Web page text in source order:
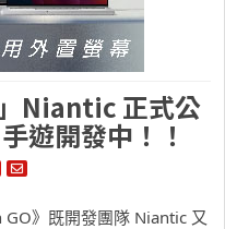
Niantic 正式公
遊開發中！！
》既開發團隊 Niantic 又